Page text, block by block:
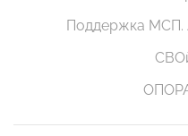
Поддержка МСП.